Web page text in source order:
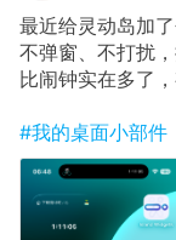
最近给灵动岛加
不弹窗、不打扰
比闹钟实在多了，
#我的桌面小部件